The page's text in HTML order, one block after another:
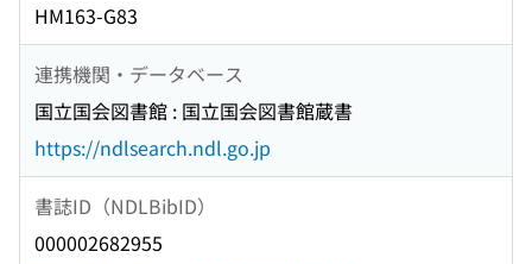
HM163-G83
連携機関・データベース
国立国会図書館 : 国立国会図書館蔵書
https://ndlsearch.ndl.go.jp
書誌ID（NDLBibID）
000002682955